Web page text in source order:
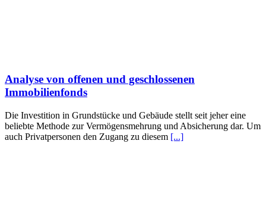
Analyse von offenen und geschlossenen
Immobilienfonds
Die Investition in Grundstücke und Gebäude stellt seit jeher eine
beliebte Methode zur Vermögensmehrung und Absicherung dar. Um
auch Privatpersonen den Zugang zu diesem [...]